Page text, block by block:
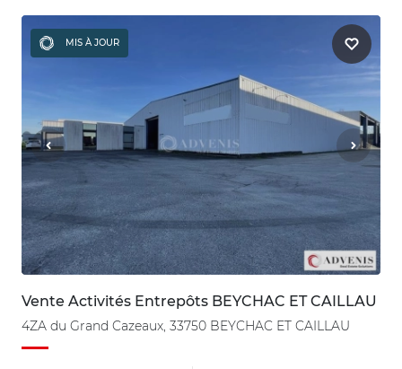
MIS À JOUR
Vente Activités Entrepôts BEYCHAC ET CAILLAU
4ZA du Grand Cazeaux, 33750 BEYCHAC ET CAILLAU